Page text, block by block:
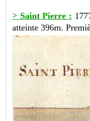
> Saint Pierre :
atteinte 396m.